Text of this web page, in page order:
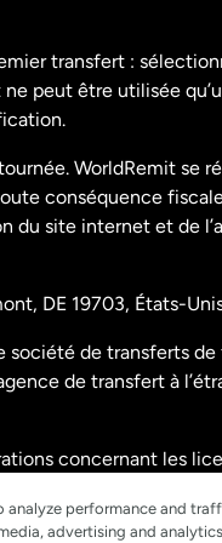
États-Unis
États-Unis
Malaisie
transfert :
peut être utilisée
WorldRemit se
conséquence
du site internet et de
DE 19703, États-
de transferts
de transfert à
concernant les
performance and
advertising and